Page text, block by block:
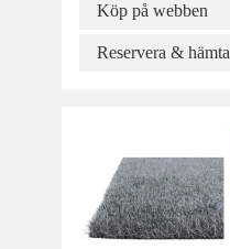
Köp på webben
Reservera & hämta